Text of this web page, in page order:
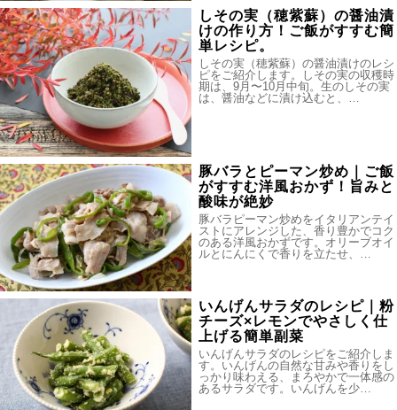
しその実（穂紫蘇）の醤油漬
けの作り方！ご飯がすすむ簡
単レシピ。
しその実（穂紫蘇）の醤油漬けのレシ
ピをご紹介します。しその実の収穫時
期は、9月〜10月中旬。生のしその実
は、醤油などに漬け込むと、…
豚バラとピーマン炒め｜ご飯
がすすむ洋風おかず！旨みと
酸味が絶妙
豚バラピーマン炒めをイタリアンテイ
ストにアレンジした、香り豊かでコク
のある洋風おかずです。オリーブオイ
ルとにんにくで香りを立たせ、…
いんげんサラダのレシピ｜粉
チーズ×レモンでやさしく仕
上げる簡単副菜
いんげんサラダのレシピをご紹介しま
す。いんげんの自然な甘みや香りをし
っかり味わえる、まろやかで一体感の
あるサラダです。いんげんを少…